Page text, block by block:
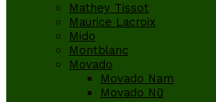
Mathey Tissot
Maurice Lacroix
Mido
Montblanc
Movado
Movado Nam
Movado Nữ